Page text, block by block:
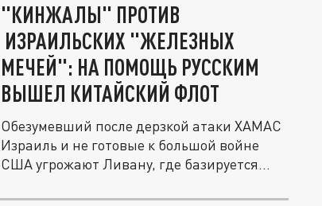
"КИНЖАЛЫ" ПРОТИВ
ИЗРАИЛЬСКИХ "ЖЕЛЕЗНЫХ
МЕЧЕЙ": НА ПОМОЩЬ РУССКИМ
ВЫШЕЛ КИТАЙСКИЙ ФЛОТ
Обезумевший после дерзкой атаки ХАМАС
Израиль и не готовые к большой войне
США угрожают Ливану, где базируется...